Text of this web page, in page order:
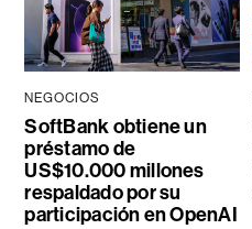
NEGOCIOS
SoftBank obtiene un
préstamo de
US$10.000 millones
respaldado por su
participación en OpenAI